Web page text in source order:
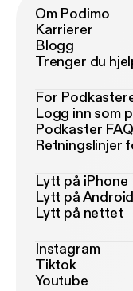
Om Podimo
Karrierer
Blogg
Trenger du
For
Logg inn som
Podkaster FAQ
Retningslinjer
Lytt på iPhone
Lytt på Android
Lytt på nettet
Instagram
Tiktok
Youtube